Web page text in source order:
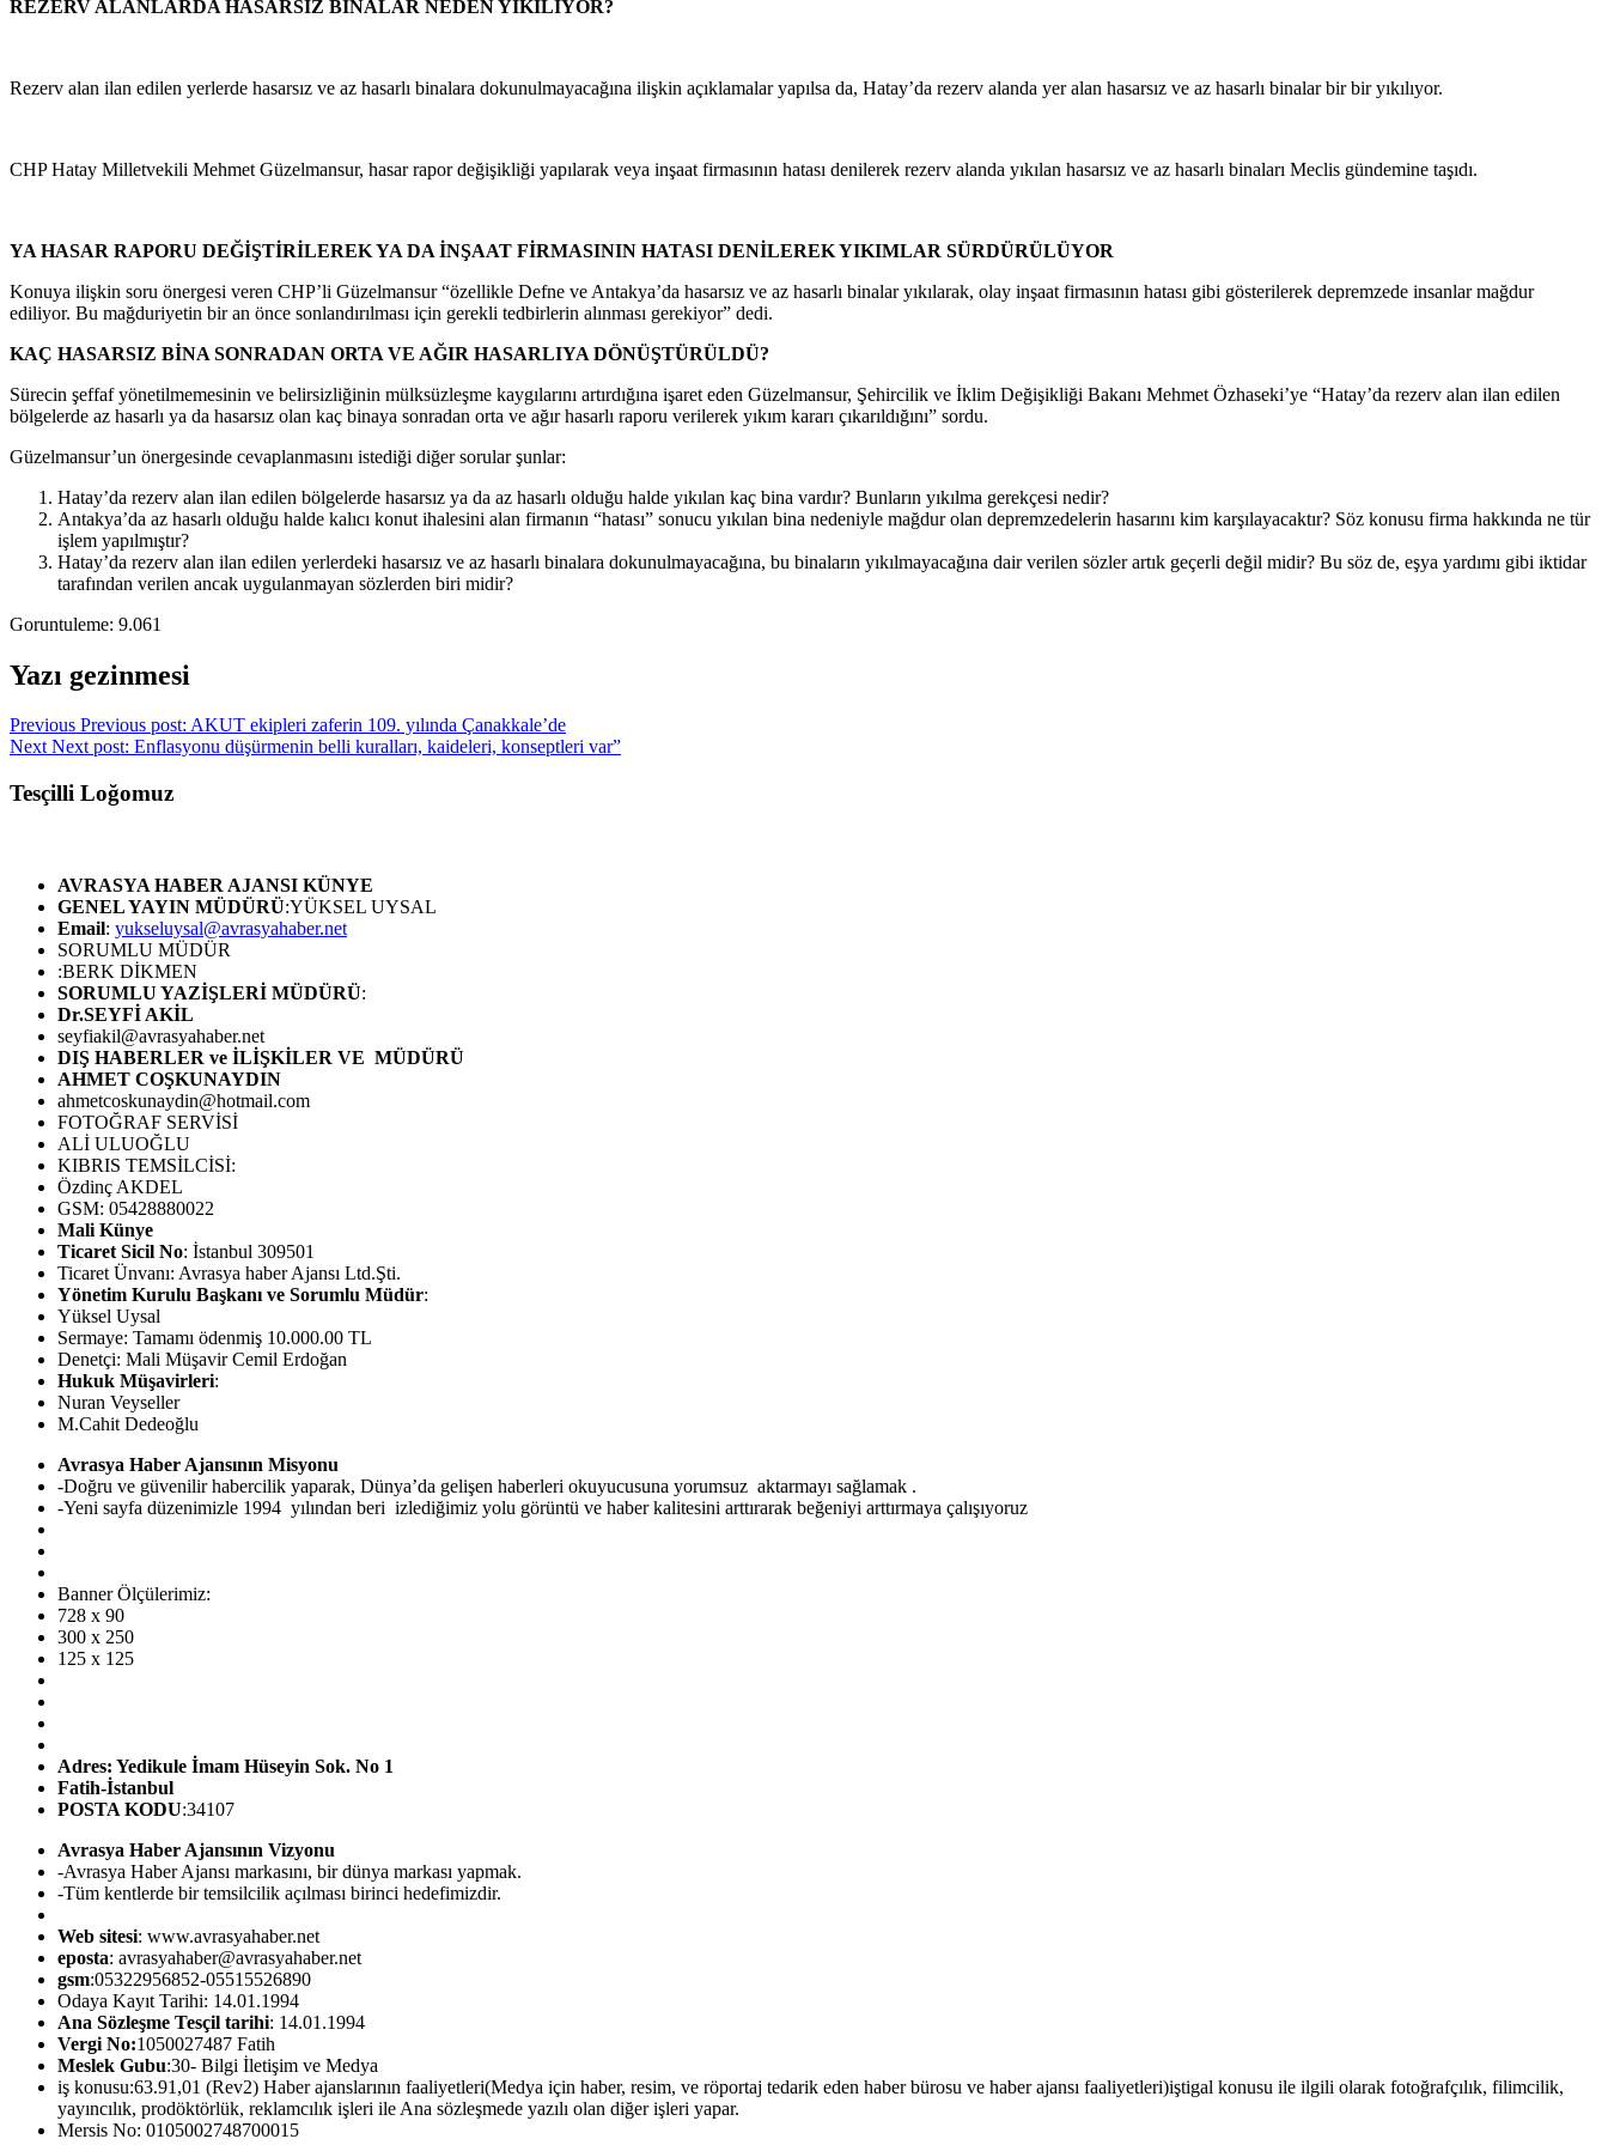
REZERV ALANLARDA HASARSIZ BİNALAR NEDEN YIKILIYOR?
Rezerv alan ilan edilen yerlerde hasarsız ve az hasarlı binalara dokunulmayacağına ilişkin açıklamalar yapılsa da, Hatay’da rezerv alanda yer alan hasarsız ve az hasarlı binalar bir bir yıkılıyor.
CHP Hatay Milletvekili Mehmet Güzelmansur, hasar rapor değişikliği yapılarak veya inşaat firmasının hatası denilerek rezerv alanda yıkılan hasarsız ve az hasarlı binaları Meclis gündemine taşıdı.
YA HASAR RAPORU DEĞİŞTİRİLEREK YA DA İNŞAAT FİRMASININ HATASI DENİLEREK YIKIMLAR SÜRDÜRÜLÜYOR
Konuya ilişkin soru önergesi veren CHP’li Güzelmansur “özellikle Defne ve Antakya’da hasarsız ve az hasarlı binalar yıkılarak, olay inşaat firmasının hatası gibi gösterilerek depremzede insanlar mağdur
ediliyor. Bu mağduriyetin bir an önce sonlandırılması için gerekli tedbirlerin alınması gerekiyor” dedi.
KAÇ HASARSIZ BİNA SONRADAN ORTA VE AĞIR HASARLIYA DÖNÜŞTÜRÜLDÜ?
Sürecin şeffaf yönetilmemesinin ve belirsizliğinin mülksüzleşme kaygılarını artırdığına işaret eden Güzelmansur, Şehircilik ve İklim Değişikliği Bakanı Mehmet Özhaseki’ye “Hatay’da rezerv alan ilan edilen
bölgelerde az hasarlı ya da hasarsız olan kaç binaya sonradan orta ve ağır hasarlı raporu verilerek yıkım kararı çıkarıldığını” sordu.
Güzelmansur’un önergesinde cevaplanmasını istediği diğer sorular şunlar:
Hatay’da rezerv alan ilan edilen bölgelerde hasarsız ya da az hasarlı olduğu halde yıkılan kaç bina vardır? Bunların yıkılma gerekçesi nedir?
Antakya’da az hasarlı olduğu halde kalıcı konut ihalesini alan firmanın “hatası” sonucu yıkılan bina nedeniyle mağdur olan depremzedelerin hasarını kim karşılayacaktır? Söz konusu firma hakkında ne tür
işlem yapılmıştır?
Hatay’da rezerv alan ilan edilen yerlerdeki hasarsız ve az hasarlı binalara dokunulmayacağına, bu binaların yıkılmayacağına dair verilen sözler artık geçerli değil midir? Bu söz de, eşya yardımı gibi iktidar
tarafından verilen ancak uygulanmayan sözlerden biri midir?
Goruntuleme: 9.061
Yazı gezinmesi
Previous Previous post: AKUT ekipleri zaferin 109. yılında Çanakkale’de
Next Next post: Enflasyonu düşürmenin belli kuralları, kaideleri, konseptleri var”
Tesçilli Loğomuz
AVRASYA HABER AJANSI KÜNYE
GENEL YAYIN MÜDÜRÜ:YÜKSEL UYSAL
Email: yukseluysal@avrasyahaber.net
SORUMLU MÜDÜR
:BERK DİKMEN
SORUMLU YAZİŞLERİ MÜDÜRÜ:
Dr.SEYFİ AKİL
seyfiakil@avrasyahaber.net
DIŞ HABERLER ve İLİŞKİLER VE MÜDÜRÜ
AHMET COŞKUNAYDIN
ahmetcoskunaydin@hotmail.com
FOTOĞRAF SERVİSİ
ALİ ULUOĞLU
KIBRIS TEMSİLCİSİ:
Özdinç AKDEL
GSM: 05428880022
Mali Künye
Ticaret Sicil No: İstanbul 309501
Ticaret Ünvanı: Avrasya haber Ajansı Ltd.Şti.
Yönetim Kurulu Başkanı ve Sorumlu Müdür:
Yüksel Uysal
Sermaye: Tamamı ödenmiş 10.000.00 TL
Denetçi: Mali Müşavir Cemil Erdoğan
Hukuk Müşavirleri:
Nuran Veyseller
M.Cahit Dedeoğlu
Avrasya Haber Ajansının Misyonu
-Doğru ve güvenilir habercilik yaparak, Dünya’da gelişen haberleri okuyucusuna yorumsuz aktarmayı sağlamak .
-Yeni sayfa düzenimizle 1994 yılından beri izlediğimiz yolu görüntü ve haber kalitesini arttırarak beğeniyi arttırmaya çalışıyoruz
Banner Ölçülerimiz:
728 x 90
300 x 250
125 x 125
Adres: Yedikule İmam Hüseyin Sok. No 1
Fatih-İstanbul
POSTA KODU:34107
Avrasya Haber Ajansının Vizyonu
-Avrasya Haber Ajansı markasını, bir dünya markası yapmak.
-Tüm kentlerde bir temsilcilik açılması birinci hedefimizdir.
Web sitesi: www.avrasyahaber.net
eposta: avrasyahaber@avrasyahaber.net
gsm:05322956852-05515526890
Odaya Kayıt Tarihi: 14.01.1994
Ana Sözleşme Tesçil tarihi: 14.01.1994
Vergi No:1050027487 Fatih
Meslek Gubu:30- Bilgi İletişim ve Medya
iş konusu:63.91,01 (Rev2) Haber ajanslarının faaliyetleri(Medya için haber, resim, ve röportaj tedarik eden haber bürosu ve haber ajansı faaliyetleri)iştigal konusu ile ilgili olarak fotoğrafçılık, filimcilik,
yayıncılık, prodöktörlük, reklamcılık işleri ile Ana sözleşmede yazılı olan diğer işleri yapar.
Mersis No: 0105002748700015